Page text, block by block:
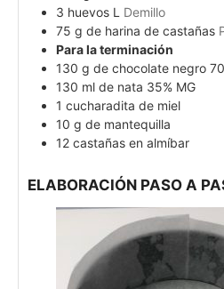
3 huevos L Demillo
75 g de harina de castañas
Para la terminación
130 g de chocolate negro
130 ml de nata 35% MG
1 cucharadita de miel
10 g de mantequilla
12 castañas en almíbar
ELABORACIÓN PASO A